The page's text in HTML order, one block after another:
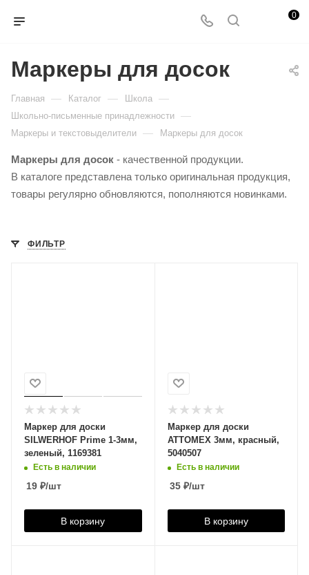
0
Маркеры для досок
Главная — Каталог — Школа —
Школьно-письменные принадлежности —
Маркеры и текстовыделители — Маркеры для досок
Маркеры для досок - качественной продукции.
В каталоге представлена только оригинальная продукция,
товары регулярно обновляются, пополняются новинками.
ФИЛЬТР
Маркер для доски
SILWERHOF Prime 1-3мм,
зеленый, 1169381
Есть в наличии
19 ₽/шт
В корзину
Маркер для доски
ATTOMEX 3мм, красный,
5040507
Есть в наличии
35₽/шт
В корзину